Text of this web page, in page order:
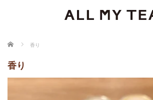
ホーム 香り
香り